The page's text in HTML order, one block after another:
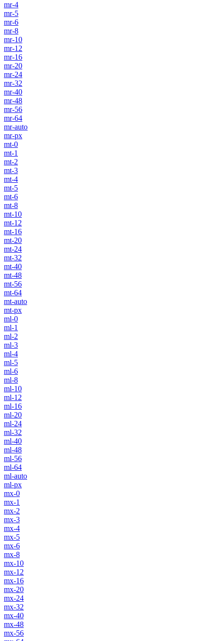
mr-4
mr-5
mr-6
mr-8
mr-10
mr-12
mr-16
mr-20
mr-24
mr-32
mr-40
mr-48
mr-56
mr-64
mr-auto
mr-px
mt-0
mt-1
mt-2
mt-3
mt-4
mt-5
mt-6
mt-8
mt-10
mt-12
mt-16
mt-20
mt-24
mt-32
mt-40
mt-48
mt-56
mt-64
mt-auto
mt-px
ml-0
ml-1
ml-2
ml-3
ml-4
ml-5
ml-6
ml-8
ml-10
ml-12
ml-16
ml-20
ml-24
ml-32
ml-40
ml-48
ml-56
ml-64
ml-auto
ml-px
mx-0
mx-1
mx-2
mx-3
mx-4
mx-5
mx-6
mx-8
mx-10
mx-12
mx-16
mx-20
mx-24
mx-32
mx-40
mx-48
mx-56